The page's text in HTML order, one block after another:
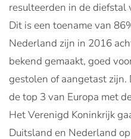
resulteerden in de diefstal
Dit is een toename van
Nederland zijn in 2016
bekend gemaakt, goed
gestolen of aangetast
de top 3 van Europa met
Het Verenigd Koninkrijk
Duitsland en Nederland